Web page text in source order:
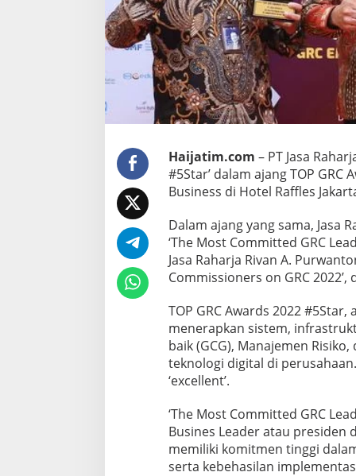
k
a
n
S
e
k
a
d
a
P
e
m
e
u
h
a
n
R
g
u
l
a
s
i
N
a
m
u
n
Haijatim.com – PT Jasa
#5Star’ dalam ajang TOP
Business di Hotel Raffles
Dalam ajang yang sama, Jasa
‘The Most Committed GRC
Jasa Raharja Rivan A.
Commissioners on GRC
TOP GRC Awards 2022
menerapkan sistem,
baik (GCG), Manajemen
teknologi digital di
‘excellent’.
‘The Most Committed GRC
Busines Leader atau
memiliki komitmen tinggi
serta kebehasilan